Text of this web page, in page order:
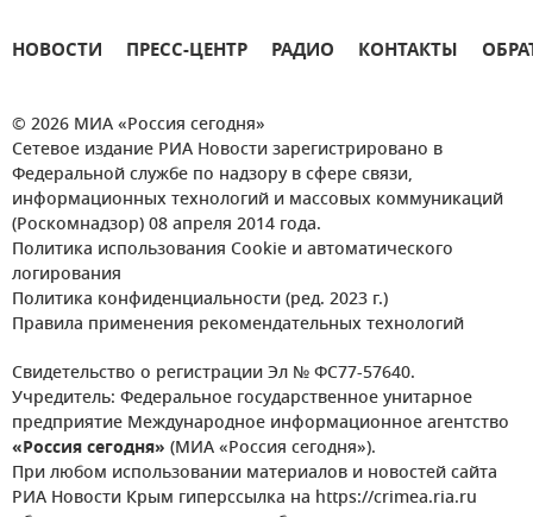
НОВОСТИ ПРЕСС-ЦЕНТР РАДИО КОНТАКТЫ
© 2026 МИА «Россия сегодня»
Сетевое издание РИА Новости зарегистрировано в
Федеральной службе по надзору в сфере связи,
информационных технологий и массовых коммуникаций
(Роскомнадзор) 08 апреля 2014 года.
Политика использования Cookie и автоматического
логирования
Политика конфиденциальности (ред. 2023 г.)
Правила применения рекомендательных технологий
Свидетельство о регистрации Эл № ФС77-57640.
Учредитель: Федеральное государственное унитарное
предприятие Международное информационное агентство
«Россия сегодня» (МИА «Россия сегодня»).
При любом использовании материалов и новостей сайта
РИА Новости Крым гиперссылка на https://crimea.ria.ru